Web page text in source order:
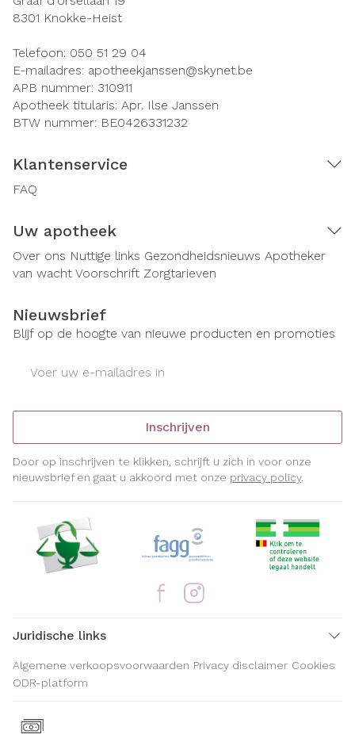
8301 Knokke-Heist
Telefoon: 050 51 29 04
E-mailadres: apotheekjanssen@skynet.be
APB nummer: 310911
Apotheek titularis: Apr. Ilse Janssen
BTW nummer: BE0426331232
Klantenservice
FAQ
Uw apotheek
Over ons Nuttige links Gezondheidsnieuws Apotheker
van wacht Voorschrift Zorgtarieven
Nieuwsbrief
Blijf op de hoogte van nieuwe producten en promoties
Inschrijven
Door op inschrijven te klikken, schrijft u zich in voor onze
nieuwsbrief en gaat u akkoord met onze privacy policy.
Juridische links
Algemene verkoopsvoorwaarden Privacy disclaimer Cookies
ODR-platform